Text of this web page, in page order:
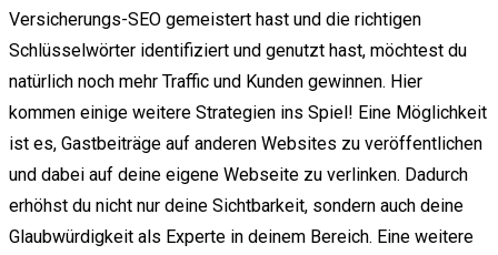
Versicherungs-SEO gemeistert hast und die richtigen
Schlüsselwörter identifiziert und genutzt hast, möchtest du
natürlich noch mehr Traffic und Kunden gewinnen. Hier
kommen einige weitere Strategien ins Spiel! Eine Möglichkeit
ist es, Gastbeiträge auf anderen Websites zu veröffentlichen
und dabei auf deine eigene Webseite zu verlinken. Dadurch
erhöhst du nicht nur deine Sichtbarkeit, sondern auch deine
Glaubwürdigkeit als Experte in deinem Bereich. Eine weitere